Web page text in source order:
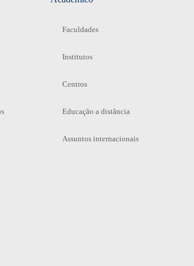
Faculdades
Institutos
Centros
Educação a distância
Assuntos internacionais